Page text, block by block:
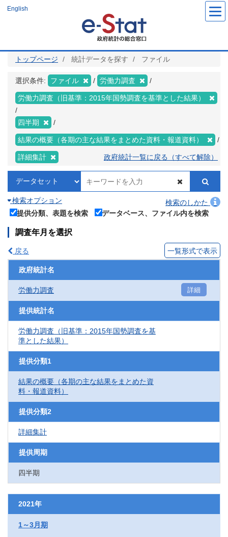
ツ
English
トップページ 統計データを探す ファイル
選択条件: ファイル 労働力調査
労働力調査（旧基準：2015年国勢調査を基準とした結果）
四半期
結果の概要（各期の主な結果をまとめた資料・報道資料）
詳細集計 政府統計一覧に戻る（すべて解除）
検索オプション
検索のしかた
提供分類、表題を検索
データベース、ファイル内を検索
調査年月を選択
戻る 一覧形式で表示
政府統計名
労働力調査 詳細
提供統計名
労働力調査（旧基準：2015年国勢調査を基
準とした結果）
提供分類1
結果の概要（各期の主な結果をまとめた資
料・報道資料）
提供分類2
詳細集計
提供周期
四半期
2021年
1～3月期